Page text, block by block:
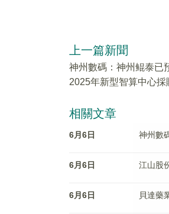
上一篇新聞
神州數碼：神州鲲泰已
2025年新型智算中心採
相關文章
6月6日 神州數
6月6日 江山股
6月6日 貝達藥